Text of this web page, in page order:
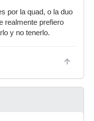
por la quad, o la duo
realmente prefiero
y no tenerlo.